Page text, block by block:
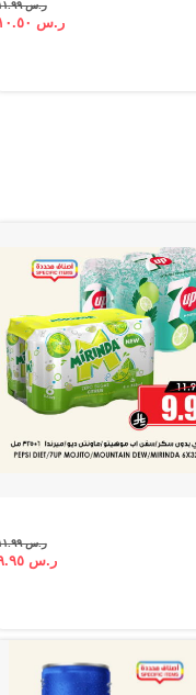
ر.س ١١.٩٩
ر.س ١٠.٥٠
ر.س ١١.٩٩
ر.س ٩.٩٥